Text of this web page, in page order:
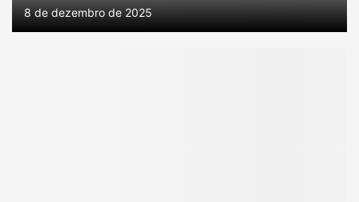
8 de dezembro de 2025